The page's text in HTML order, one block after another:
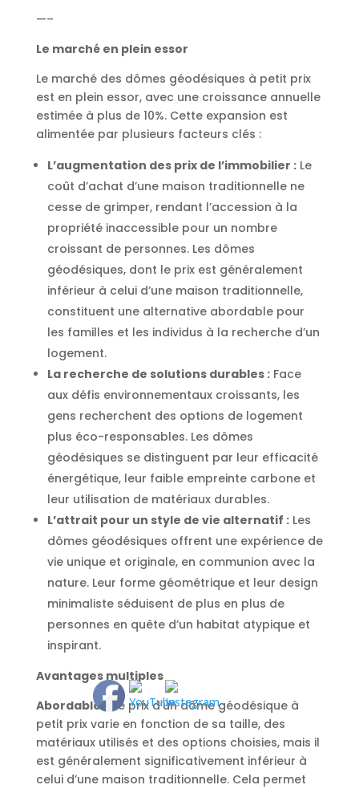
—–
Le marché en plein essor
Le marché des dômes géodésiques à petit prix
est en plein essor, avec une croissance annuelle
estimée à plus de 10%. Cette expansion est
alimentée par plusieurs facteurs clés :
L’augmentation des prix de l’immobilier : Le
coût d’achat d’une maison traditionnelle ne
cesse de grimper, rendant l’accession à la
propriété inaccessible pour un nombre
croissant de personnes. Les dômes
géodésiques, dont le prix est généralement
inférieur à celui d’une maison traditionnelle,
constituent une alternative abordable pour
les familles et les individus à la recherche d’un
logement.
La recherche de solutions durables : Face
aux défis environnementaux croissants, les
gens recherchent des options de logement
plus éco-responsables. Les dômes
géodésiques se distinguent par leur efficacité
énergétique, leur faible empreinte carbone et
leur utilisation de matériaux durables.
L’attrait pour un style de vie alternatif : Les
dômes géodésiques offrent une expérience de
vie unique et originale, en communion avec la
nature. Leur forme géométrique et leur design
minimaliste séduisent de plus en plus de
personnes en quête d’un habitat atypique et
inspirant.
Avantages multiples
Abordables : Le prix d’un dôme géodésique à
petit prix varie en fonction de sa taille, des
matériaux utilisés et des options choisies, mais il
est généralement significativement inférieur à
celui d’une maison traditionnelle. Cela permet